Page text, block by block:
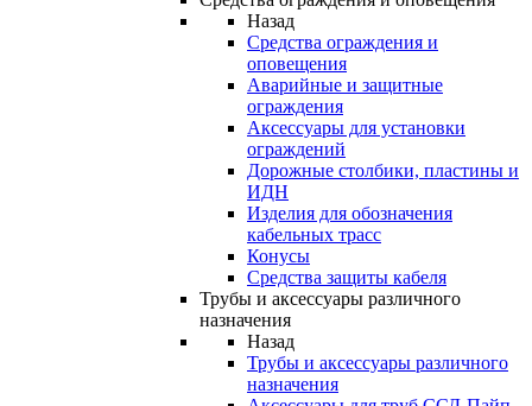
Назад
Средства ограждения и
оповещения
Аварийные и защитные
ограждения
Аксессуары для установки
ограждений
Дорожные столбики, пластины и
ИДН
Изделия для обозначения
кабельных трасс
Конусы
Средства защиты кабеля
Трубы и аксессуары различного
назначения
Назад
Трубы и аксессуары различного
назначения